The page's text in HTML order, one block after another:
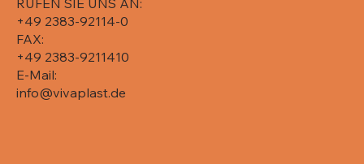
+49 2383-92114-0
FAX:
+49 2383-9211410
E-Mail:
info@vivaplast.de